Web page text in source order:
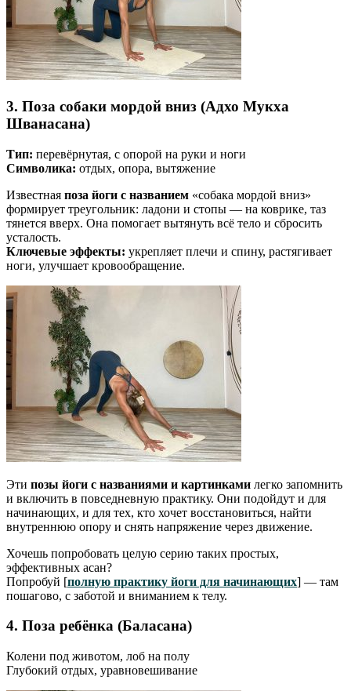
3. Поза собаки мордой вниз (Адхо Мукха
Шванасана)
Тип: перевёрнутая, с опорой на руки и ноги
Символика: отдых, опора, вытяжение
Известная поза йоги с названием «собака мордой вниз»
формирует треугольник: ладони и стопы — на коврике, таз
тянется вверх. Она помогает вытянуть всё тело и сбросить
усталость.
Ключевые эффекты: укрепляет плечи и спину, растягивает
ноги, улучшает кровообращение.
Эти позы йоги с названиями и картинками легко запомнить
и включить в повседневную практику. Они подойдут и для
начинающих, и для тех, кто хочет восстановиться, найти
внутреннюю опору и снять напряжение через движение.
Хочешь попробовать целую серию таких простых,
эффективных асан?
Попробуй [полную практику йоги для начинающих] — там
пошагово, с заботой и вниманием к телу.
4. Поза ребёнка (Баласана)
Колени под животом, лоб на полу
Глубокий отдых, уравновешивание